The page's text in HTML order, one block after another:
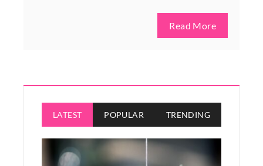
Read More
LATEST POPULAR TRENDING